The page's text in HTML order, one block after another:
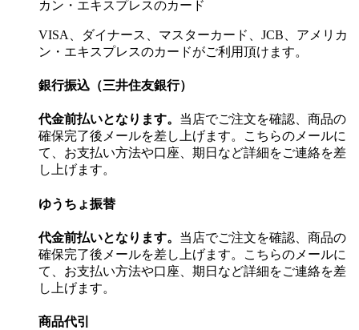
VISA、ダイナース、マスターカード、JCB、アメリカ
ン・エキスプレスのカードがご利用頂けます。
銀行振込（三井住友銀行）
代金前払いとなります。 当店でご注文を確認、商品の
確保完了後メールを差し上げます。こちらのメールに
て、お支払い方法や口座、期日など詳細をご連絡を差
し上げます。
ゆうちょ振替
代金前払いとなります。 当店でご注文を確認、商品の
確保完了後メールを差し上げます。こちらのメールに
て、お支払い方法や口座、期日など詳細をご連絡を差
し上げます。
商品代引